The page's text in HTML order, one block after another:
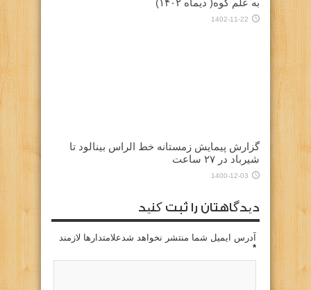
به علم کوه( دیماه ۱۴۰۲)
1402-11-22
گزارش پیمایش زمستانه خط الراس بینالود تا
شیرباد در ۲۷ ساعت
1400-12-03
دیدگاهتان را ثبت کنید
آدرس ایمیل شما منتشر نخواهد شدعلامتدارها لازمند
*